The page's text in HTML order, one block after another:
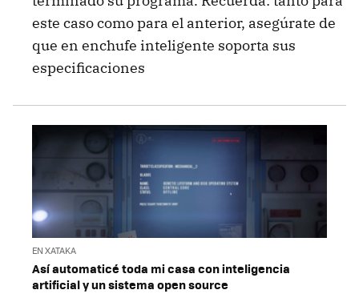
este caso como para el anterior, asegúrate de
que en enchufe inteligente soporta sus
especificaciones
EN XATAKA
Así automaticé toda mi casa con inteligencia
artificial y un sistema open source